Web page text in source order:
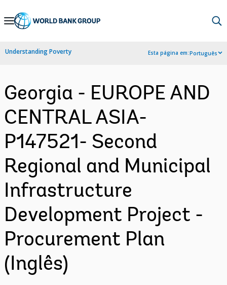
Skip
Navigation
Understanding Poverty Esta página em:Português
Georgia - EUROPE AND
CENTRAL ASIA-
P147521- Second
Regional and Municipal
Infrastructure
Development Project -
Procurement Plan
(Inglês)